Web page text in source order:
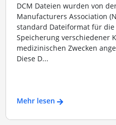
DCM Dateien wurden von
Manufacturers Association
standard Dateiformat für
Speicherung verschiedener
medizinischen Zwecken
Diese D...
Mehr lesen